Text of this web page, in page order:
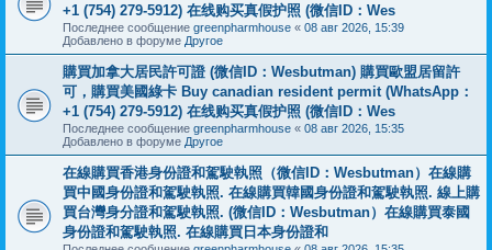
+1 (754) 279-5912) 在线购买真假护照 (微信ID：Wes
Последнее сообщение greenpharmhouse « 08 авг 2026, 15:39
Добавлено в форуме Другое
購買加拿大居民許可證 (微信ID：Wesbutman) 購買歐盟居留許
可，購買美國綠卡 Buy canadian resident permit (WhatsApp：
+1 (754) 279-5912) 在线购买真假护照 (微信ID：Wes
Последнее сообщение greenpharmhouse « 08 авг 2026, 15:35
Добавлено в форуме Другое
在線購買香港身份證和駕駛執照（微信ID：Wesbutman）在線購
買中國身份證和駕駛執照. 在線購買韓國身份證和駕駛執照. 線上購
買台灣身分證和駕駛執照. (微信ID：Wesbutman）在線購買泰國
身份證和駕駛執照. 在線購買日本身份證和